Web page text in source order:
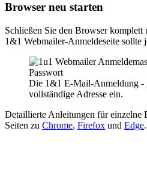
Browser neu starten
Schließen Sie den Browser
1&1 Webmailer-Anmeldeseite sollte
Die 1&1 E-Mail-Anmeldung -
vollständige Adresse ein.
Detaillierte Anleitungen für einzelne
Seiten zu Chrome, Firefox und Edge.